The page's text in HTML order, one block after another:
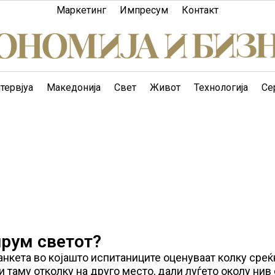
Маркетинг Импресум Контакт
Македонија Свет Живот Технологија
светот?
во којашто испитаниците оценуваат колку
отколку на друго место, дали луѓето околу нив